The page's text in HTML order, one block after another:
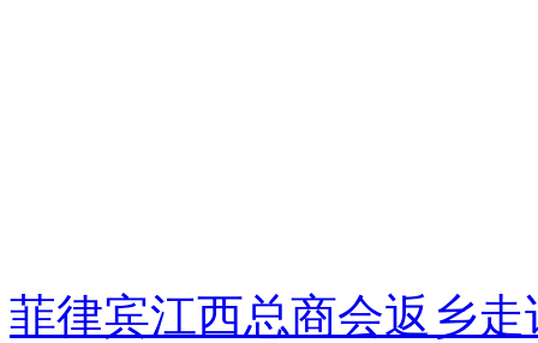
菲律宾江西总商会返乡